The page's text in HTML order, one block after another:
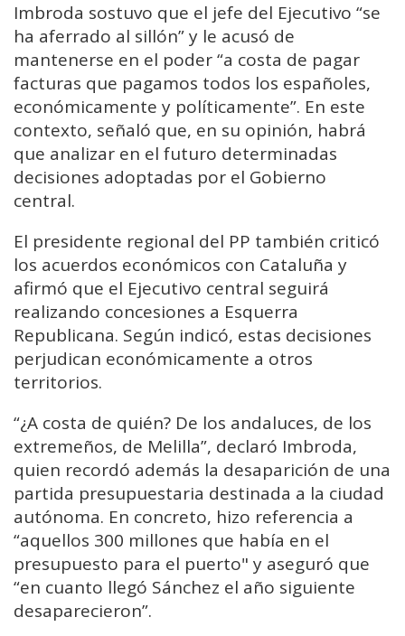
Imbroda sostuvo que el jefe del Ejecutivo “se
ha aferrado al sillón” y le acusó de
mantenerse en el poder “a costa de pagar
facturas que pagamos todos los españoles,
económicamente y políticamente”. En este
contexto, señaló que, en su opinión, habrá
que analizar en el futuro determinadas
decisiones adoptadas por el Gobierno
central.
El presidente regional del PP también criticó
los acuerdos económicos con Cataluña y
afirmó que el Ejecutivo central seguirá
realizando concesiones a Esquerra
Republicana. Según indicó, estas decisiones
perjudican económicamente a otros
territorios.
“¿A costa de quién? De los andaluces, de los
extremeños, de Melilla”, declaró Imbroda,
quien recordó además la desaparición de una
partida presupuestaria destinada a la ciudad
autónoma. En concreto, hizo referencia a
“aquellos 300 millones que había en el
presupuesto para el puerto" y aseguró que
“en cuanto llegó Sánchez el año siguiente
desaparecieron”.